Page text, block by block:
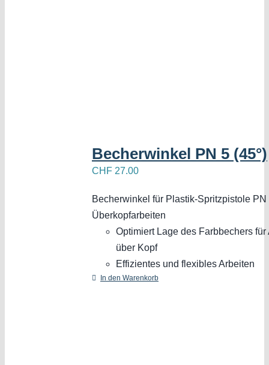
Becherwinkel PN 5 (45°)
CHF 27.00
Becherwinkel für Plastik-Spritzpistole PN
Überkopfarbeiten
Optimiert Lage des Farbbechers für
über Kopf
Effizientes und flexibles Arbeiten
In den Warenkorb